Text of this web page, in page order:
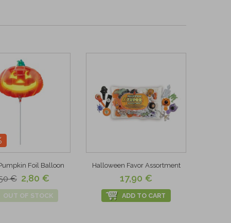
Foil Balloon
€ 2,80 €
OUT OF STOCK
Halloween Favor Assortment
17,90 €
ADD TO CART